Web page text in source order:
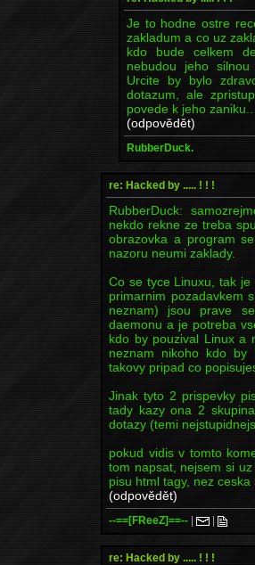
Je to hodne ostre
zakladum a co uz
kdo bude celkem
nebudou jeho
Urcite by bylo
dotazum, ale
povede k jeho
(odpovědět)
RubberDuck.
re: Hacked by ..... ! ! !
RubberDuck:
nekdo rekne ze treba
obrazovka a program
nazoru neumi zaklady.
Co se tyce Linuxu, tak
primarnim pozadavkem
neznam) jsou prave
daemonu a je potreba
kdo by pouzival Linux a
neznam nikoho kdo by
takovy pripad co
Jinak tyto 2 prispevky
tady kazy ona 2
dotazy (temi
pokud vidis v tomto
tom napsat, nejsem si
pisu html tagy, nez ceska
(odpovědět)
--==[FReeZ]==-- | |
re: Hacked by ..... ! ! !